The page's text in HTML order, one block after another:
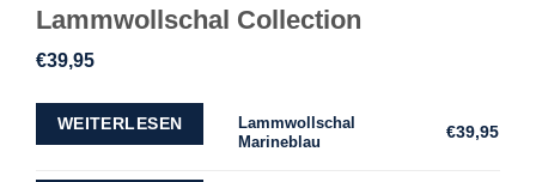
Lammwollschal Collection
€39,95
WEITERLESEN
Lammwollschal
Marineblau
€39,95